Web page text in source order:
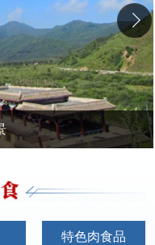
莲
特色肉食品